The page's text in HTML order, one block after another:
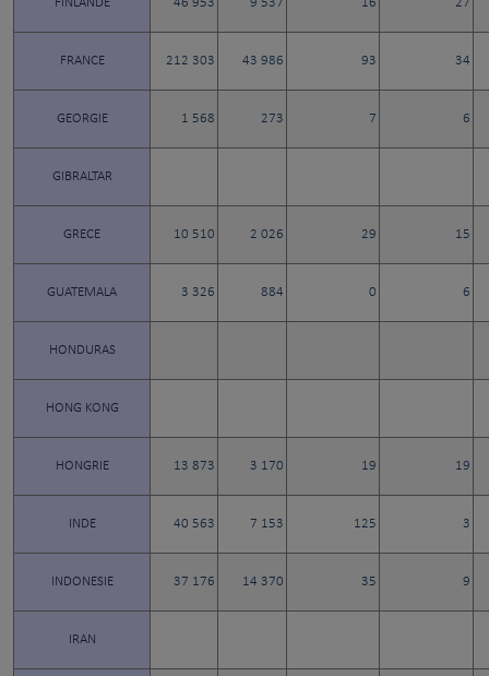
FRANCE 212 303 43 986 93 34
GEORGIE 1 568 273 7 6
GIBRALTAR
GRECE 10 510 2 026 29 15
GUATEMALA 3 326 884 0 6
HONDURAS
HONG KONG
HONGRIE 13 873 3 170 19 19
INDE 40 563 7 153 125 3
INDONESIE 37 176 14 370 35 9
IRAN